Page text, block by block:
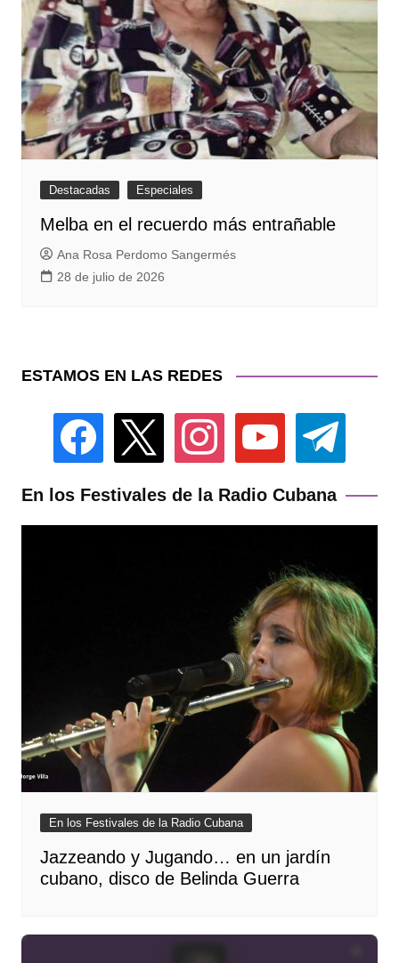
Destacadas Especiales
Melba en el recuerdo más entrañable
Ana Rosa Perdomo Sangermés
28 de julio de 2026
ESTAMOS EN LAS REDES
facebook instagram youtube telegram
En los Festivales de la Radio Cubana
En los Festivales de la Radio Cubana
Jazzeando y Jugando… en un jardín
cubano, disco de Belinda Guerra